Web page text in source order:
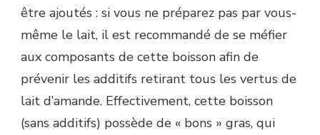
être ajoutés : si vous ne préparez pas par vous-
même le lait, il est recommandé de se méfier
aux composants de cette boisson afin de
prévenir les additifs retirant tous les vertus de
lait d’amande. Effectivement, cette boisson
(sans additifs) possède de « bons » gras, qui